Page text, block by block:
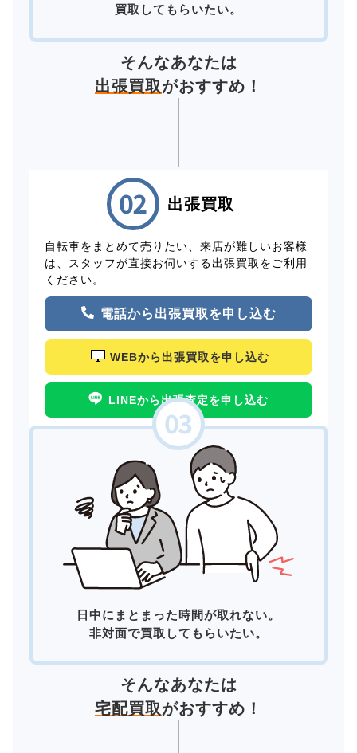
買取してもらいたい。
そんなあなたは
出張買取がおすすめ！
出張買取
自転車をまとめて売りたい、来店が難しいお客様
は、スタッフが直接お伺いする出張買取をご利用
ください。
電話から出張買取を申し込む
WEBから出張買取を申し込む
LINEから出張査定を申し込む
日中にまとまった時間が取れない。
非対面で買取してもらいたい。
そんなあなたは
宅配買取がおすすめ！